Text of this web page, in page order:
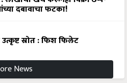
दबावाचा फटका!
स्रोत : फिश फिलेट
News